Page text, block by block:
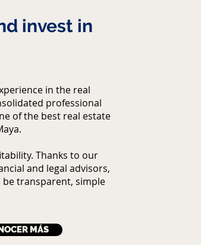
invest in
in the real
professional
of the best real estate
Thanks to our
and legal advisors,
be transparent, simple
MÁS